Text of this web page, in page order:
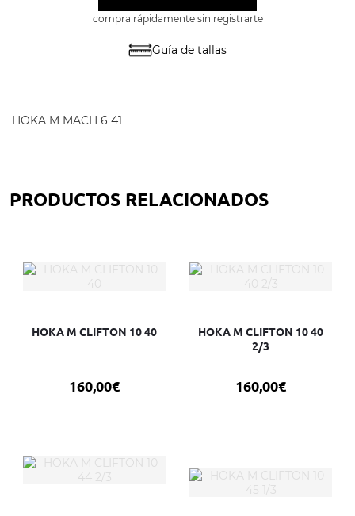
compra rápidamente sin registrarte
Guía de tallas
HOKA M MACH 6 41
PRODUCTOS RELACIONADOS
HOKA M CLIFTON 10 40
160,00€
HOKA M CLIFTON 10 40
2/3
160,00€